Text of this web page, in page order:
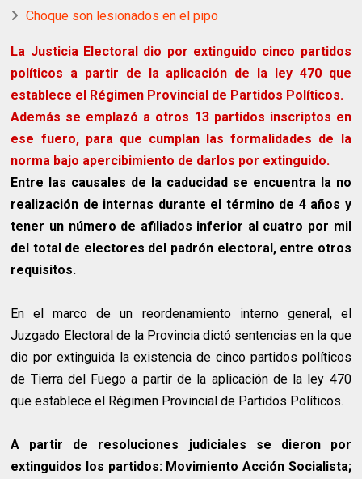
Choque son lesionados en el pipo
La Justicia Electoral dio por extinguido cinco partidos
políticos a partir de la aplicación de la ley 470 que
establece el Régimen Provincial de Partidos Políticos.
Además se emplazó a otros 13 partidos inscriptos en
ese fuero, para que cumplan las formalidades de la
norma bajo apercibimiento de darlos por extinguido.
Entre las causales de la caducidad se encuentra la no
realización de internas durante el término de 4 años y
tener un número de afiliados inferior al cuatro por mil
del total de electores del padrón electoral, entre otros
requisitos.
En el marco de un reordenamiento interno general, el
Juzgado Electoral de la Provincia dictó sentencias en la que
dio por extinguida la existencia de cinco partidos políticos
de Tierra del Fuego a partir de la aplicación de la ley 470
que establece el Régimen Provincial de Partidos Políticos.
A partir de resoluciones judiciales se dieron por
extinguidos los partidos: Movimiento Acción Socialista;